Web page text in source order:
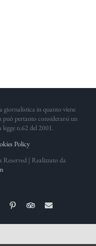
giornalistica in quanto viene
può pertanto considerarsi un
n.62 del 2001.
Policy
| Realizzato da
PinterestTripAdvisor
Email